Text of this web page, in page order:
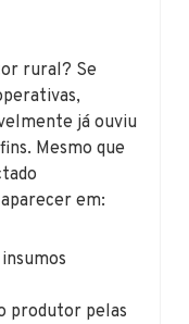
rural? Se
já ouviu
Mesmo que
em:
produtor pelas